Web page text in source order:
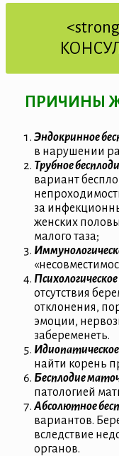
ПРИЧИНЫ
Эндокринное
в нарушении
Трубное
вариант
за
женских
малого таза;
отсутствия
отклонения,
эмоции,
забеременеть.
Идиопатическое
найти корень
Бесплодие
патологией
Абсолютное
вариантов.
вследствие
органов.